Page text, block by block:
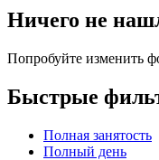
Ничего не
Попробуйте изменить
Быстрые
Полная занятость
Полный день